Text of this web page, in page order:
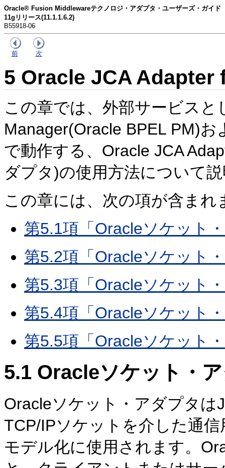
Oracle® Fusion Middlewareテクノロジ・アダプタ・ユーザーズ・ガイド
11gリリース(11.1.1.6.2)
B55918-06
前 次
5 Oracle JCA Adapter
この章では、外部サービスと
Manager(Oracle BPEL PM)
で動作する、 Oracle JCA
ダプタ)の使用方法について
この章には、次の項が含まれ
第5.1項「Oracleソケット
第5.2項「Oracleソケット
第5.3項「Oracleソケット
第5.4項「Oracleソケット
第5.5項「Oracleソケット
5.1 Oracleソケット・
Oracleソケット・アダプタは
TCP/IPソケットを介した通
モデル化に使用されます。